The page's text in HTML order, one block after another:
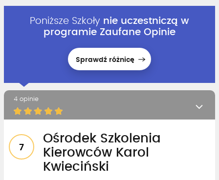
Poniższe Szkoły nie uczestniczą w
programie Zaufane Opinie
Sprawdź różnicę
4 opinie
7
Ośrodek Szkolenia
Kierowców Karol
Kwieciński